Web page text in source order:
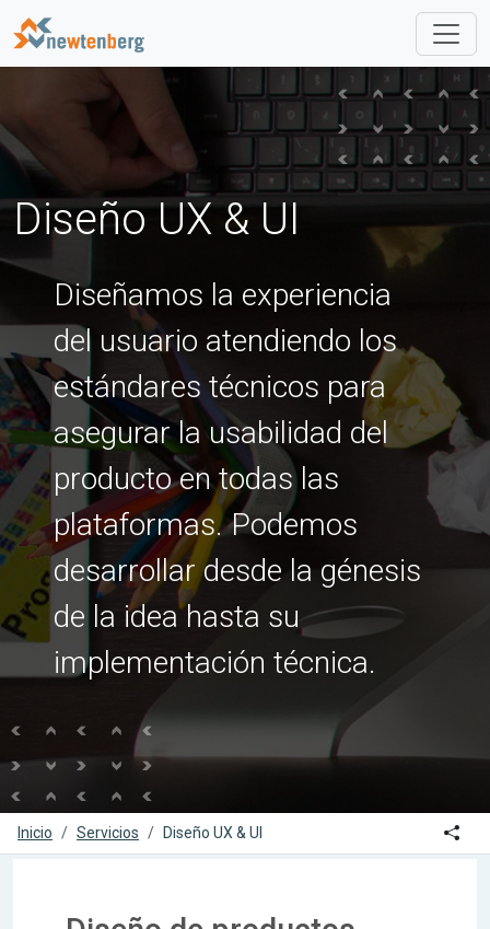
Diseño UX & UI
Diseñamos la experiencia
del usuario atendiendo los
estándares técnicos para
asegurar la usabilidad del
producto en todas las
plataformas. Podemos
desarrollar desde la génesis
de la idea hasta su
implementación técnica.
Inicio Servicios Diseño UX & UI